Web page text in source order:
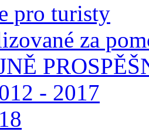
pro turisty
za
- 2017